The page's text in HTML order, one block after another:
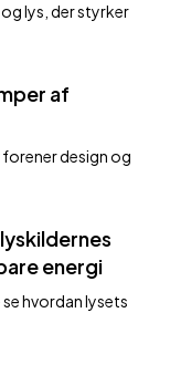
lys, der styrker
af
design og
energi
hvordan lysets